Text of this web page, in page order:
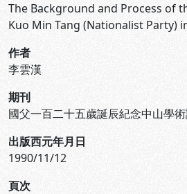
The Background and Process of
Kuo Min Tang (Nationalist Party)
作者
李雲漢
期刊
國父一百二十五歲誕辰紀念中山學
出版西元年月日
1990/11/12
頁次